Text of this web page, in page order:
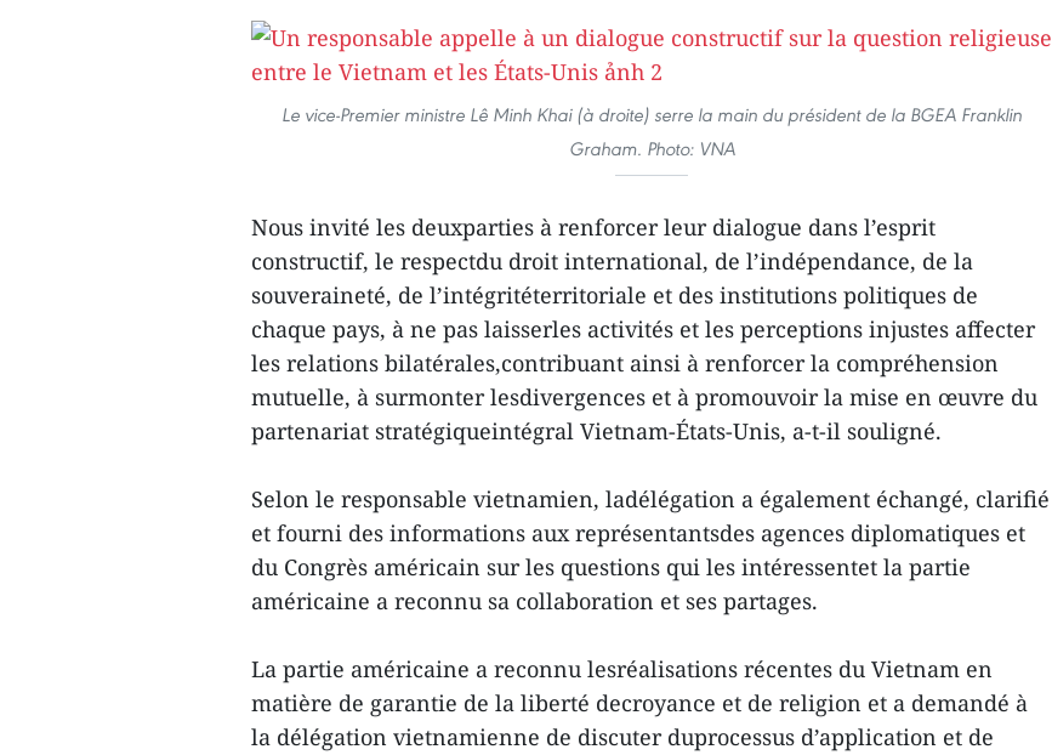
Le vice-Premier ministre Lê Minh Khai (à droite) serre la main du président de la BGEA Franklin
Graham. Photo: VNA
Nous invité les deuxparties à renforcer leur dialogue dans l’esprit
constructif, le respectdu droit international, de l’indépendance, de la
souveraineté, de l’intégritéterritoriale et des institutions politiques de
chaque pays, à ne pas laisserles activités et les perceptions injustes affecter
les relations bilatérales,contribuant ainsi à renforcer la compréhension
mutuelle, à surmonter lesdivergences et à promouvoir la mise en œuvre du
partenariat stratégiqueintégral Vietnam-États-Unis, a-t-il souligné.
Selon le responsable vietnamien, ladélégation a également échangé, clarifié
et fourni des informations aux représentantsdes agences diplomatiques et
du Congrès américain sur les questions qui les intéressentet la partie
américaine a reconnu sa collaboration et ses partages.
La partie américaine a reconnu lesréalisations récentes du Vietnam en
matière de garantie de la liberté decroyance et de religion et a demandé à
la délégation vietnamienne de discuter duprocessus d’application et de